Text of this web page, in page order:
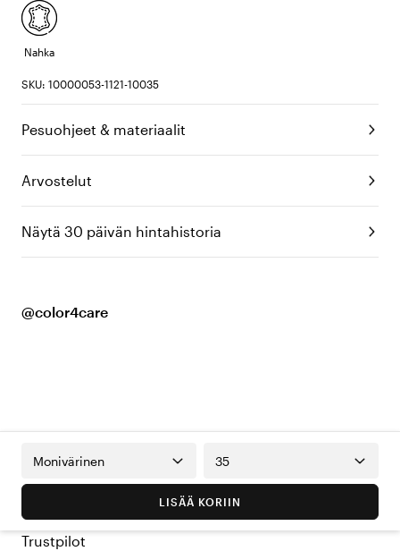
Nahka
SKU: 10000053-1121-10035
Pesuohjeet & materiaalit
Arvostelut
Näytä 30 päivän hintahistoria
@color4care
Monivärinen 35
LISÄÄ KORIIN
Trustpilot